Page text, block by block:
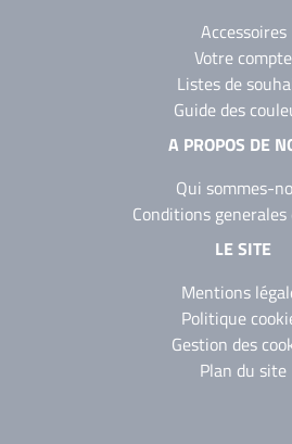
Accessoires
Votre compte
Listes de
Guide des
A PROPOS DE
Qui sommes-
Conditions
LE SITE
Mentions
Politique
Gestion des
Plan du site